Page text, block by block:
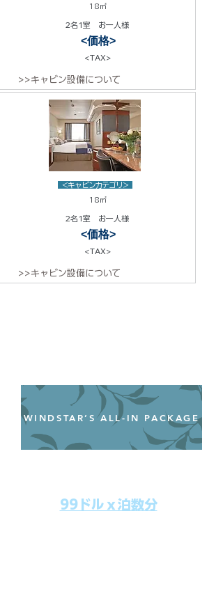
18㎡
2名1室 お一人様
<価格>
<TAX>
>>キャビン設備について
<キャビンカテゴリ>
18㎡
2名1室 お一人様
<価格>
<TAX>
>>キャビン設備について
WINDSTAR’S ALL-IN PACKAGE
99ドルｘ泊数分